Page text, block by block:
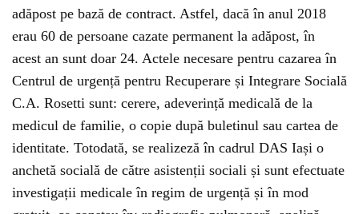
adăpost pe bază de contract. Astfel, dacă în anul 2018
erau 60 de persoane cazate permanent la adăpost, în
acest an sunt doar 24. Actele necesare pentru cazarea în
Centrul de urgență pentru Recuperare și Integrare Socială
C.A. Rosetti sunt: cerere, adeverință medicală de la
medicul de familie, o copie după buletinul sau cartea de
identitate. Totodată, se realizeză în cadrul DAS Iași o
anchetă socială de către asistenții sociali și sunt efectuate
investigații medicale în regim de urgență și în mod